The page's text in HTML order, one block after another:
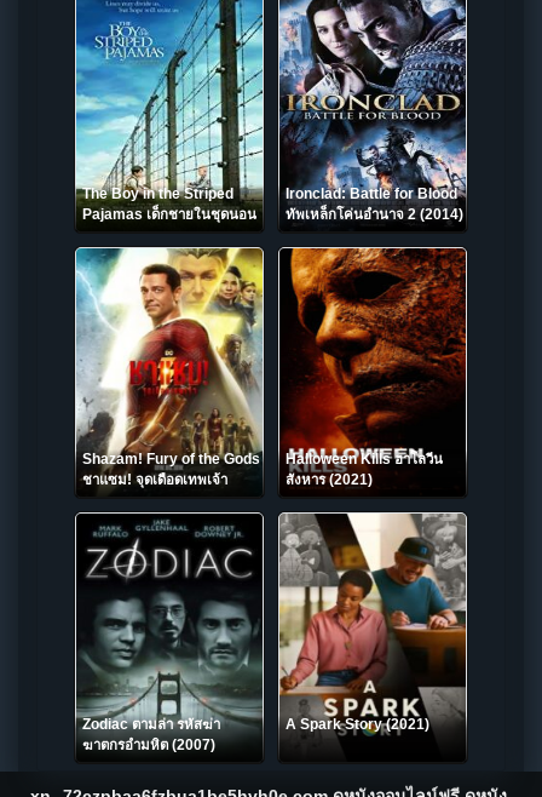
The Boy in the Striped
Pajamas เด็กชายในชุดนอน
ลายทา (2008)
Ironclad: Battle for Blood
ทัพเหล็กโค่นอำนาจ 2 (2014)
Shazam! Fury of the Gods
ชาแซม! จุดเดือดเทพเจ้า
(2023)
Halloween Kills ฮาโลวีน
สังหาร (2021)
Zodiac ตามล่า รหัสฆ่า
ฆาตกรอำมหิต (2007)
A Spark Story (2021)